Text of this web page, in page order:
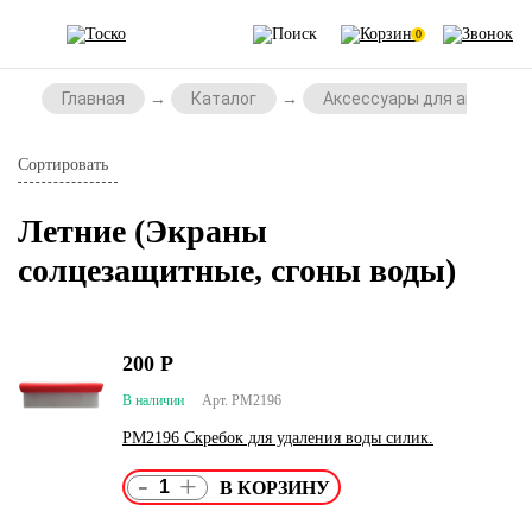
0
Главная Каталог Аксессуары для
Сортировать
Летние (Экраны
солцезащитные, сгоны воды)
Арт. PM2196
В наличии
PM2196 Скребок для удаления воды силик.
200 Р
- +